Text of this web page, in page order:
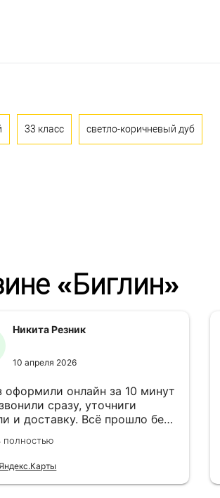
33 класс светло-коричневый дуб
«Биглин»
Никита Резник
10 апреля 2026
оформили онлайн за 10 минут
сразу, уточниги
и доставку. Всё прошло без
суеты.
полностью